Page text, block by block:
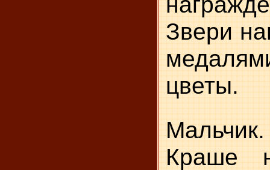
Звери
цветы.
Мальчик.
Краше